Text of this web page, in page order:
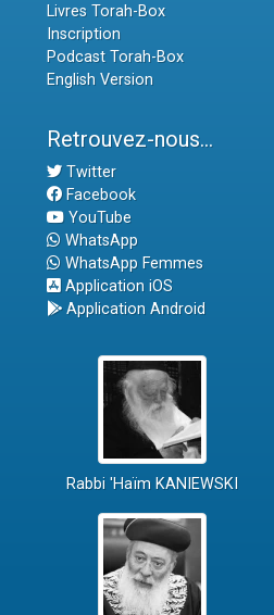
Livres Torah-Box
Inscription
Podcast Torah-Box
English Version
Retrouvez-nous...
Twitter
Facebook
YouTube
WhatsApp
WhatsApp Femmes
Application iOS
Application Android
Rabbi 'Haïm KANIEWSKI